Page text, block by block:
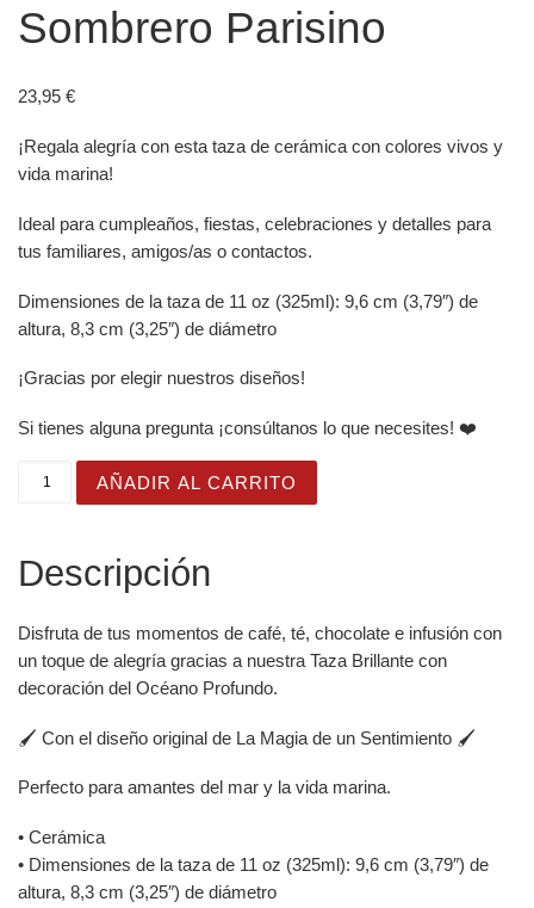
Sombrero Parisino
23,95 €
¡Regala alegría con esta taza de cerámica con colores vivos y
vida marina!
Ideal para cumpleaños, fiestas, celebraciones y detalles para
tus familiares, amigos/as o contactos.
Dimensiones de la taza de 11 oz (325ml): 9,6 cm (3,79″) de
altura, 8,3 cm (3,25″) de diámetro
¡Gracias por elegir nuestros diseños!
Si tienes alguna pregunta ¡consúltanos lo que necesites! ❤️
Taza Brillante con Bonita Medusa Rosa con Sombrero
AÑADIR AL CARRITO
Descripción
Disfruta de tus momentos de café, té, chocolate e infusión con
un toque de alegría gracias a nuestra Taza Brillante con
decoración del Océano Profundo.
🖌️ Con el diseño original de La Magia de un Sentimiento 🖌️
Perfecto para amantes del mar y la vida marina.
• Cerámica
• Dimensiones de la taza de 11 oz (325ml): 9,6 cm (3,79″) de
altura, 8,3 cm (3,25″) de diámetro